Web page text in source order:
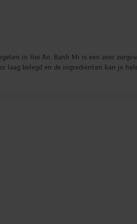
in Hoi An. Banh Mi is een zeer
laag belegd en de ingrediënten kan je